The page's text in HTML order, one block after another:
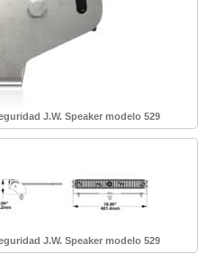
J.W. Speaker modelo 529
J.W. Speaker modelo 529